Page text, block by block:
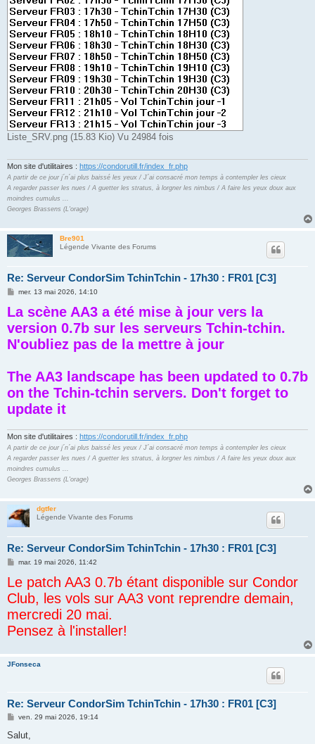
Liste_SRV.png (15.83 Kio) Vu 24984 fois
Mon site d'utilitaires : https://condorutill.fr/index_fr.php
A partir de ce jour j´n´ai plus baissé les yeux / J´ai consacré mon temps à contempler les cieux
A regarder passer les nues / A guetter les stratus, à lorgner les nimbus / A faire les yeux doux aux
moindres cumulus ...
Georges Brassens (L'orage)
Bre901
Légende Vivante des Forums
Re: Serveur CondorSim TchinTchin - 17h30 : FR01 [C3]
M
s
s
a
g
e
mer. 13 mai 2026, 14:10
La scène AA3 a été mise à jour vers la
version 0.7b sur les serveurs Tchin-tchin.
N'oubliez pas de la mettre à jour
The AA3 landscape has been updated to 0.7b
on the Tchin-tchin servers. Don't forget to
update it
Mon site d'utilitaires : https://condorutill.fr/index_fr.php
A partir de ce jour j´n´ai plus baissé les yeux / J´ai consacré mon temps à contempler les cieux
A regarder passer les nues / A guetter les stratus, à lorgner les nimbus / A faire les yeux doux aux
moindres cumulus ...
Georges Brassens (L'orage)
dgtfer
Légende Vivante des Forums
Re: Serveur CondorSim TchinTchin - 17h30 : FR01 [C3]
M
s
s
a
g
e
mar. 19 mai 2026, 11:42
Le patch AA3 0.7b étant disponible sur Condor
Club, les vols sur AA3 vont reprendre demain,
mercredi 20 mai.
Pensez à l'installer!
JFonseca
Re: Serveur CondorSim TchinTchin - 17h30 : FR01 [C3]
M
s
ven. 29 mai 2026, 19:14
Salut,